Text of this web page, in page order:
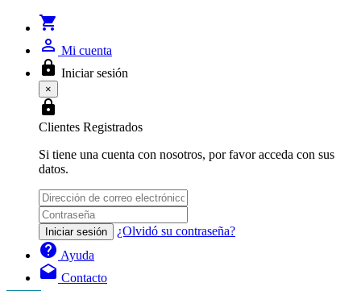
shopping_cart
person_outline Mi cuenta
lock Iniciar sesión
×
lock
Clientes Registrados
Si tiene una cuenta con nosotros, por favor acceda con sus
datos.
Iniciar sesión ¿Olvidó su contraseña?
help Ayuda
drafts Contacto